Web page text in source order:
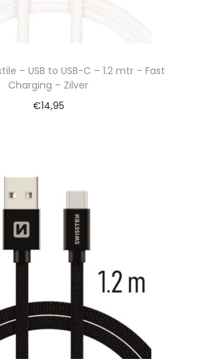
– USB to USB-C – 1.2 mtr – Fast
Charging – Zilver
€14,95